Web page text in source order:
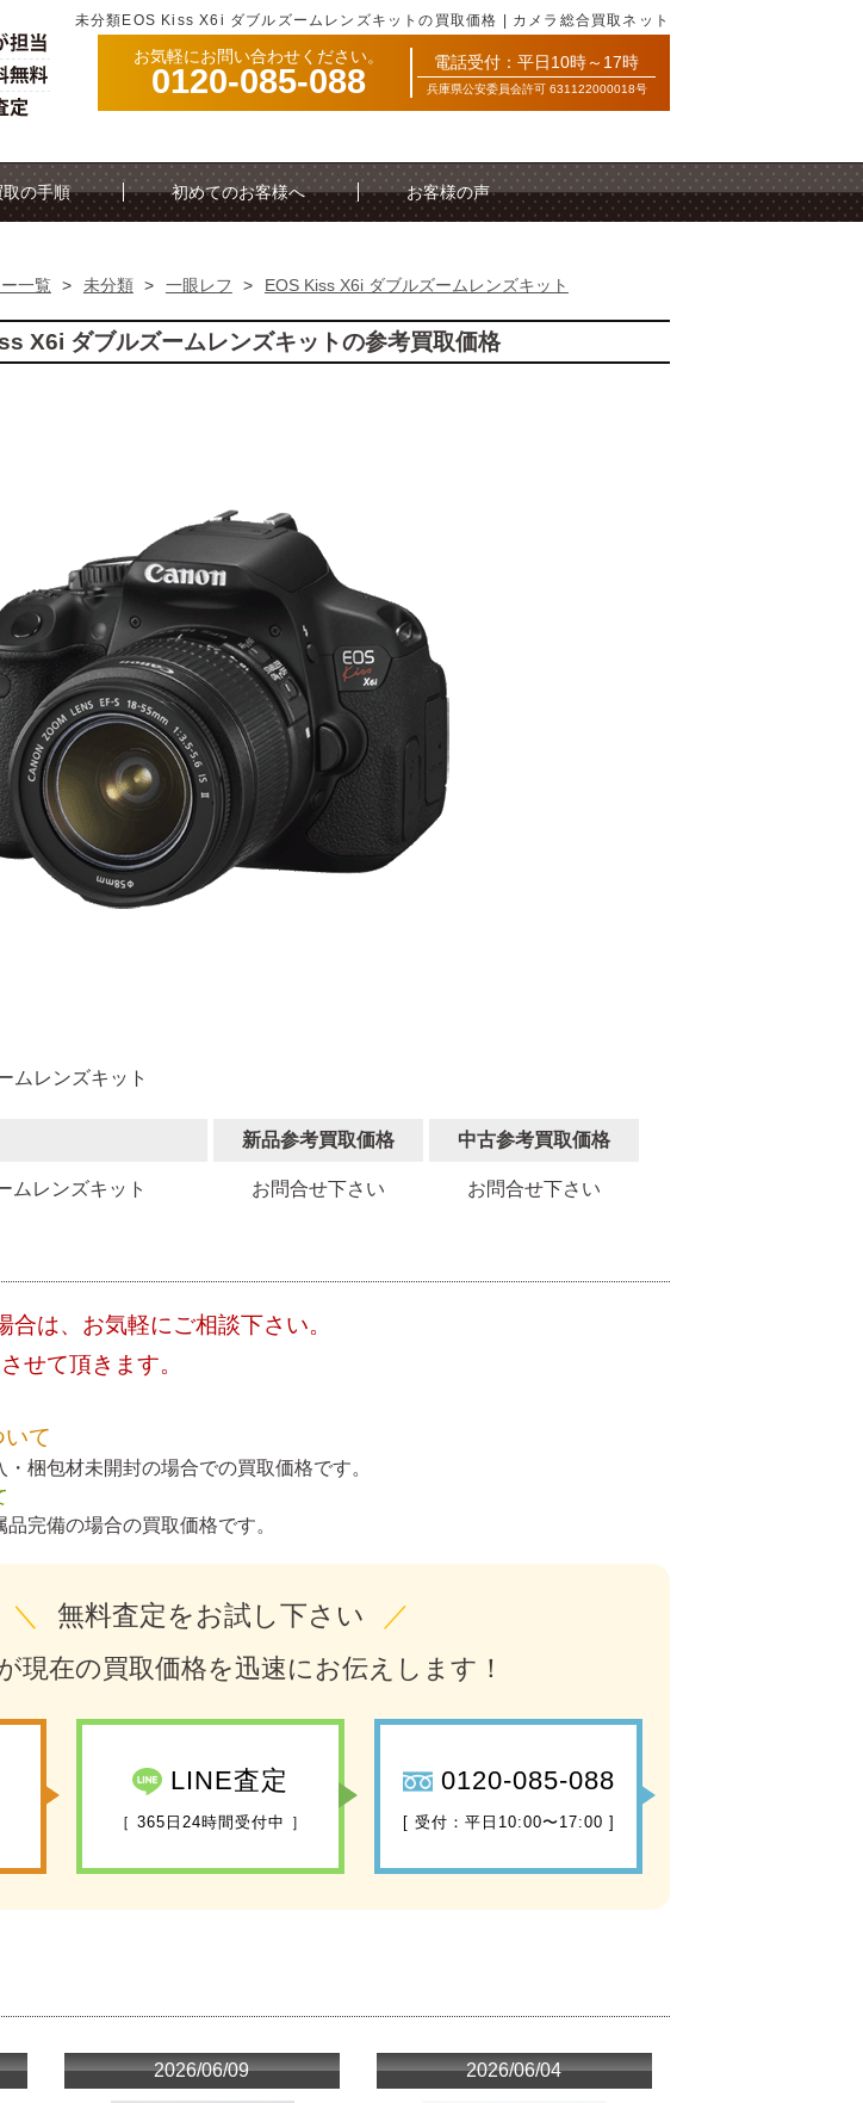
未分類EOS Kiss X6i ダブルズームレンズキットの買取価格 | カメラ総合買取ネット
お気軽にお問い合わせください。
0120-085-088 電話受付：平日10時～17時
兵庫県公安委員会許可 631122000018号
取の手順 初めてのお客様へ お客様の声
一覧 > 未分類 > 一眼レフ > EOS Kiss X6i ダブルズームレンズキット
X6i ダブルズームレンズキットの参考買取価格
ムレンズキット
新品参考買取価格 中古参考買取価格
ムレンズキット お問合せ下さい お問合せ下さい
は、お気軽にご相談下さい。
せて頂きます。
て
梱包材未開封の場合での買取価格です。
完備の場合の買取価格です。
＼ 無料査定をお試し下さい ／
現在の買取価格を迅速にお伝えします！
LINE査定
［ 365日24時間受付中 ］
0120-085-088
[ 受付：平日10:00〜17:00 ]
2026/06/09 2026/06/04